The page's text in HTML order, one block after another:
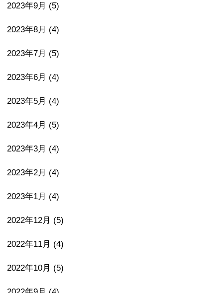
2023年9月 (5)
2023年8月 (4)
2023年7月 (5)
2023年6月 (4)
2023年5月 (4)
2023年4月 (5)
2023年3月 (4)
2023年2月 (4)
2023年1月 (4)
2022年12月 (5)
2022年11月 (4)
2022年10月 (5)